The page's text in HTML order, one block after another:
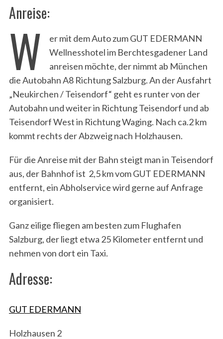
Anreise:
W
er mit dem Auto zum GUT EDERMANN
Wellnesshotel im Berchtesgadener Land
anreisen möchte, der nimmt ab München
die Autobahn A8 Richtung Salzburg. An der Ausfahrt
„Neukirchen / Teisendorf“ geht es runter von der
Autobahn und weiter in Richtung Teisendorf und ab
Teisendorf West in Richtung Waging. Nach ca.2 km
kommt rechts der Abzweig nach Holzhausen.
Für die Anreise mit der Bahn steigt man in Teisendorf
aus, der Bahnhof ist 2,5 km vom GUT EDERMANN
entfernt, ein Abholservice wird gerne auf Anfrage
organisiert.
Ganz eilige fliegen am besten zum Flughafen
Salzburg, der liegt etwa 25 Kilometer entfernt und
nehmen von dort ein Taxi.
Adresse:
GUT EDERMANN
Holzhausen 2